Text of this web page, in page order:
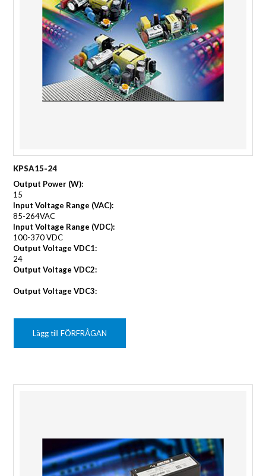
KPSA15-24
Output Power (W):
15
Input Voltage Range (VAC):
85-264VAC
Input Voltage Range (VDC):
100-370 VDC
Output Voltage VDC1:
24
Output Voltage VDC2:
Output Voltage VDC3:
Lägg till FÖRFRÅGAN